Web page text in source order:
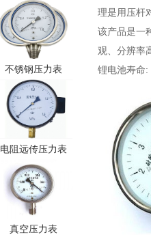
不锈钢压力表
电阻远传压力表
真空压力表
理是用压杆
该产品是一
观、分辨率
锂电池寿命